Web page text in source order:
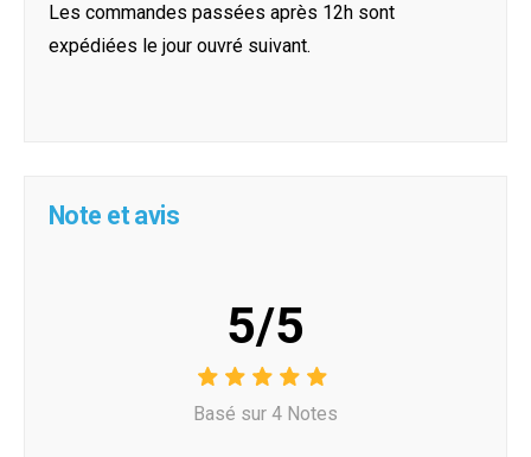
Les commandes passées après 12h sont
expédiées le jour ouvré suivant.
Note et avis
5/5
Basé sur 4 Notes